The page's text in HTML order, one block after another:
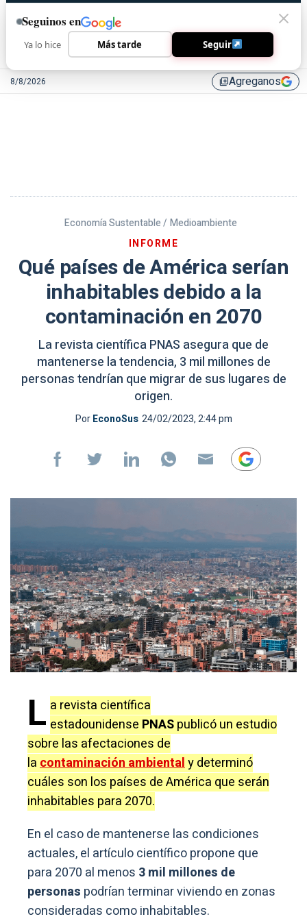
8/8/2026 library_addAgreganos
Economía Sustentable / Medioambiente
INFORME
Qué países de América serían
inhabitables debido a la
contaminación en 2070
La revista científica PNAS asegura que de
mantenerse la tendencia, 3 mil millones de
personas tendrían que migrar de sus lugares de
origen.
PorEconoSus 24/02/2023, 2:44 pm
L a revista científica
estadounidense PNASpublicó un estudio
sobre las afectaciones de
lacontaminación ambientaly determinó
cuáles son los países de América que serán
inhabitables para 2070.
En el caso de mantenerse las condiciones
actuales, el artículo científico propone que
para 2070 al menos 3 mil millones de
personas podrían terminar viviendo en zonas
consideradas como inhabitables.
Seguinos en
Ya lo hice Más tarde Seguir